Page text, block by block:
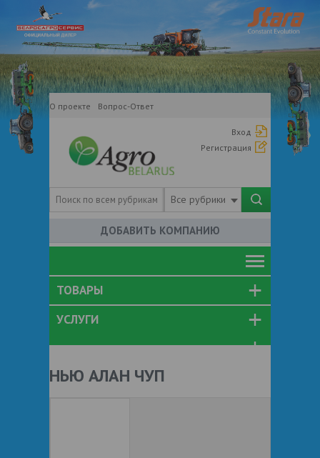
О проекте Вопрос-Ответ
Вход
Регистрация
Все рубрики
ДОБАВИТЬ КОМПАНИЮ
ТОВАРЫ
УСЛУГИ
НЬЮ АЛАН ЧУП